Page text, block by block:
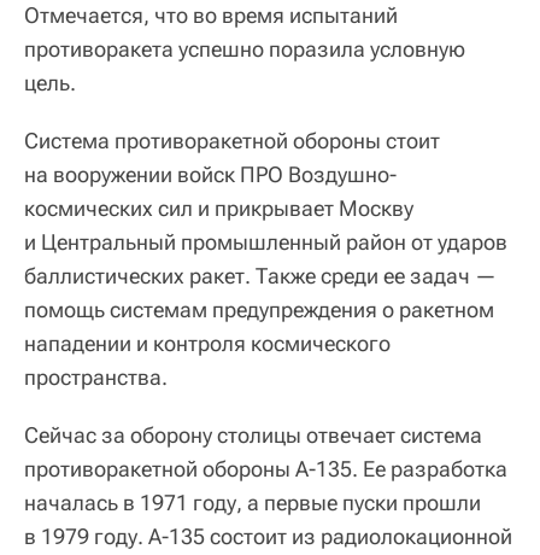
Отмечается, что во время испытаний
противоракета успешно поразила условную
цель.
Система противоракетной обороны стоит
на вооружении войск ПРО Воздушно-
космических сил и прикрывает Москву
и Центральный промышленный район от ударов
баллистических ракет. Также среди ее задач —
помощь системам предупреждения о ракетном
нападении и контроля космического
пространства.
Сейчас за оборону столицы отвечает система
противоракетной обороны А-135. Ее разработка
началась в 1971 году, а первые пуски прошли
в 1979 году. А-135 состоит из радиолокационной